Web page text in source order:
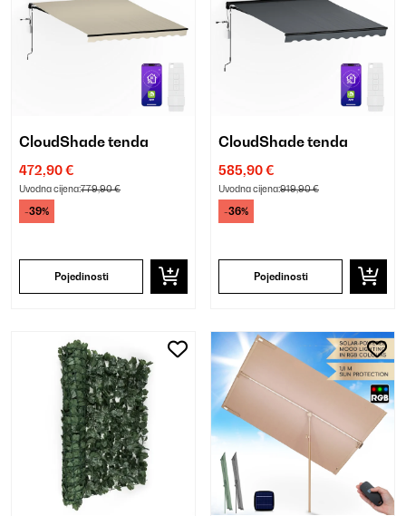
CloudShade tenda
472,90 €
Uvodna cijena:779,90 €
-39%
Pojedinosti
CloudShade tenda
585,90 €
Uvodna cijena:919,90 €
-36%
Pojedinosti